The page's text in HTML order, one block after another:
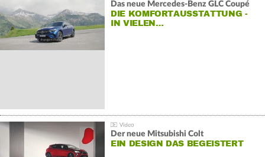
Das neue Mercedes-Benz GLC Coupé
DIE KOMFORTAUSSTATTUNG -
IN VIELEN…
Der neue Mitsubishi Colt
EIN DESIGN DAS BEGEISTERT